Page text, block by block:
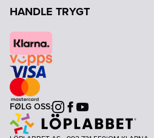
HANDLE TRYGT
FØLG OSS:Instagram
Facebook
Youtube